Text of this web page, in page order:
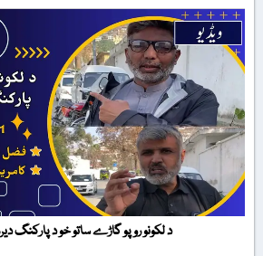
د لکونو روپو گاڑے ساتو خو د پارکنگ